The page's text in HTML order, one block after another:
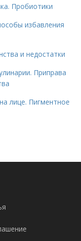
Пробиотики
избавления
и недостатки
Приправа
лице. Пигментное